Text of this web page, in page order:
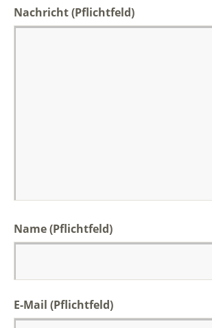
Nachricht(Pflichtfeld)
Name(Pflichtfeld)
E-Mail (Pflichtfeld)